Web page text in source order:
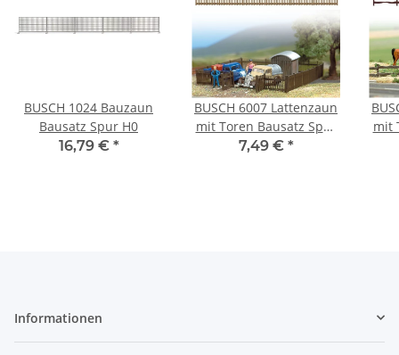
BUSCH 1024 Bauzaun
Bausatz Spur H0
16,79 € *
BUSCH 6007 Lattenzaun
mit Toren Bausatz Spur
H0
7,49 € *
mit
Informationen